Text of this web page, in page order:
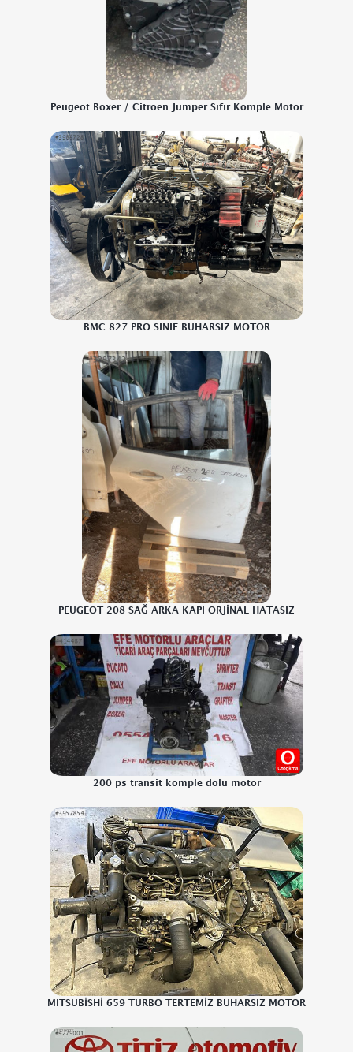
Peugeot Boxer / Citroen Jumper Sıfır Komple Motor
BMC 827 PRO SINIF BUHARSIZ MOTOR
PEUGEOT 208 SAĞ ARKA KAPI ORJİNAL HATASIZ
200 ps transit komple dolu motor
MITSUBİSHİ 659 TURBO TERTEMİZ BUHARSIZ MOTOR